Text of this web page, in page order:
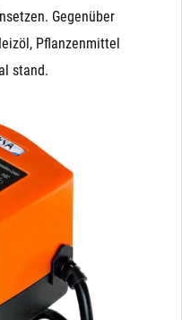
Gegenüber
Pflanzenmittel
stand.